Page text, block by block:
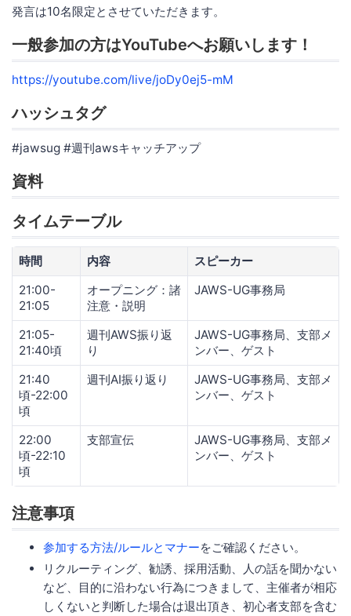
発言は10名限定とさせていただきます。
一般参加の方はYouTubeへお願いします！
https://youtube.com/live/joDy0ej5-mM
ハッシュタグ
#jawsug #週刊awsキャッチアップ
資料
タイムテーブル
時間 内容
スピーカー
21:00-
21:05
オープニング：諸
注意・説明
JAWS-UG事務局
21:05-
21:40頃
週刊AWS振り返
り
JAWS-UG事務局、支部メ
ンバー、ゲスト
21:40
頃-22:00
頃
週刊AI振り返り
JAWS-UG事務局、支部メ
ンバー、ゲスト
22:00
頃-22:10
頃
支部宣伝
JAWS-UG事務局、支部メ
ンバー、ゲスト
注意事項
参加する方法/ルールとマナーをご確認ください。
リクルーティング、勧誘、採用活動、人の話を聞かない
など、目的に沿わない行為につきまして、主催者が相応
しくないと判断した場合は退出頂き、初心者支部を含む